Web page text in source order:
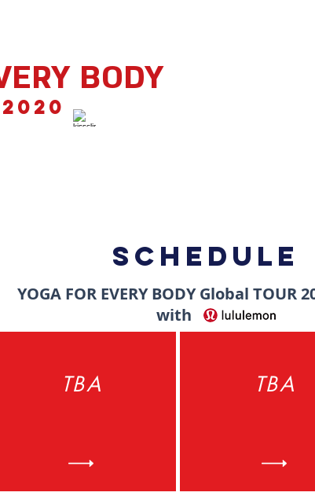
BODY
SCHEDULE
YOGA FOR EVERY BODY Global TOUR
with
TBA TBA